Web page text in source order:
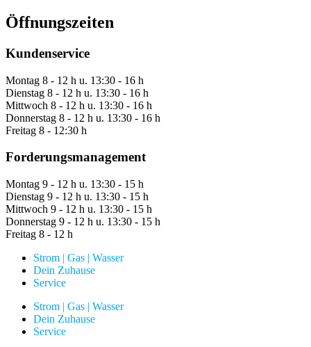
Öffnungszeiten
Kundenservice
Montag 8 - 12 h u. 13:30 - 16 h
Dienstag 8 - 12 h u. 13:30 - 16 h
Mittwoch 8 - 12 h u. 13:30 - 16 h
Donnerstag 8 - 12 h u. 13:30 - 16 h
Freitag 8 - 12:30 h
Forderungsmanagement
Montag 9 - 12 h u. 13:30 - 15 h
Dienstag 9 - 12 h u. 13:30 - 15 h
Mittwoch 9 - 12 h u. 13:30 - 15 h
Donnerstag 9 - 12 h u. 13:30 - 15 h
Freitag 8 - 12 h
Strom | Gas | Wasser
Dein Zuhause
Service
Strom | Gas | Wasser
Dein Zuhause
Service